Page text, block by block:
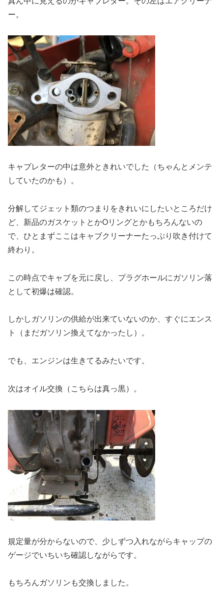
ー。
キャブレターの中は意外ときれいでした（ちゃんとメンテ
していたのかも）。
分解してジェット類のつまりをきれいにしたいところだけ
ど、新品のガスケットとかOリングとかもちろんないの
で、ひとまずここはキャブクリーナーたっぷり吹き付けて
終わり。
この時点でキャブを元に戻し、プラグホールにガソリン落
として初爆は確認。
しかしガソリンの供給が出来ていないのか、すぐにエンス
ト（まだガソリン換えてなかったし）。
でも、エンジンは生きてるみたいです。
次はオイル交換（こちらは真っ黒）。
規定量が分からないので、少しずつ入れながらキャップの
ゲージでいちいち確認しながらです。
もちろんガソリンも交換しました。